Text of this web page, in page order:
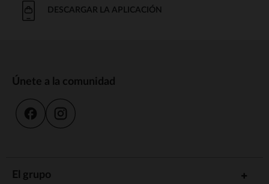
DESCARGAR LA APLICACIÓN
Únete a la comunidad
El grupo